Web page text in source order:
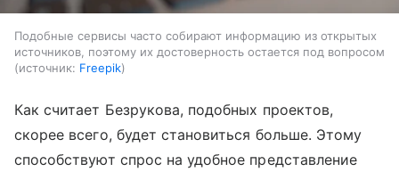
Подобные сервисы часто собирают информацию из открытых
источников, поэтому их достоверность остается под вопросом
источник: Freepik
Как считает Безрукова, подобных проектов,
скорее всего, будет становиться больше. Этому
способствуют спрос на удобное представление